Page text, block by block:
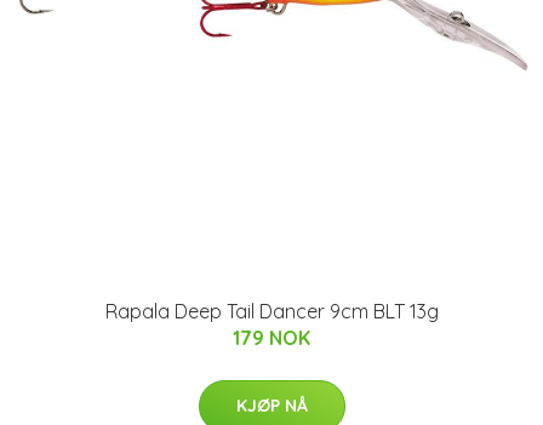
Rapala Deep Tail Dancer 9cm BLT 13g
179 NOK
KJØP NÅ